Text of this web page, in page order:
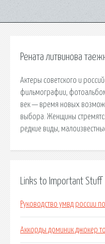
Рената литвинова
Актеры советского и
фильмографии,
век — время новых
выбора. Женщины
редкие виды,
Links to Important Stuff
Руководство умвд россии
Аккорды доминик джокер